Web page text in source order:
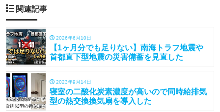
関連記事
2026年6月10日
【1ヶ月分でも足りない】南海トラフ地震や
首都直下型地震の災害備蓄を見直した
2023年9月14日
寝室の二酸化炭素濃度が高いので同時給排気
型の熱交換換気扇を導入した